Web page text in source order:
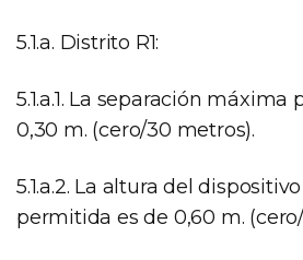
5.1.a. Distrito R1:
5.1.a.1. La separación
0,30 m. (cero/30 metros).
5.1.a.2. La altura del
permitida es de 0,60 m.